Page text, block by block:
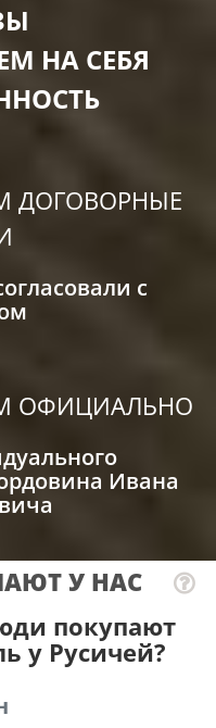
НА СЕБЯ
ДОГОВОРНЫЕ
с
ОФИЦИАЛЬНО
Ивана
У НАС
покупают
у Русичей?